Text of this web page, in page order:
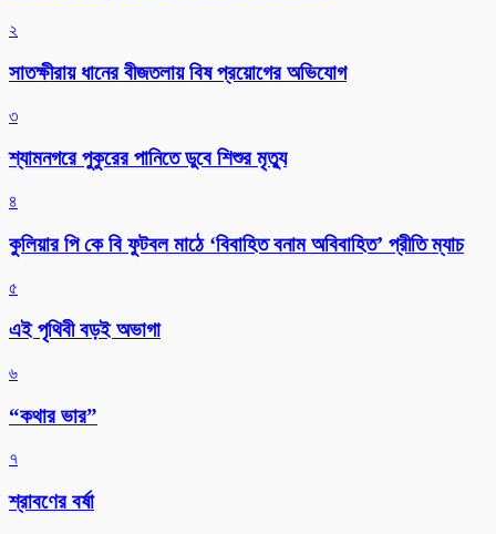
২
সাতক্ষীরায় ধানের বীজতলায় বিষ প্রয়োগের অভিযোগ
৩
শ্যামনগরে পুকুরের পানিতে ডুবে শিশুর মৃত্যু
৪
কুলিয়ার পি কে বি ফুটবল মাঠে ‘বিবাহিত বনাম অবিবাহিত’ প্রীতি ম্যাচ
৫
এই পৃথিবী বড়ই অভাগা
৬
“কথার ভার”
৭
শ্রাবণের বর্ষা